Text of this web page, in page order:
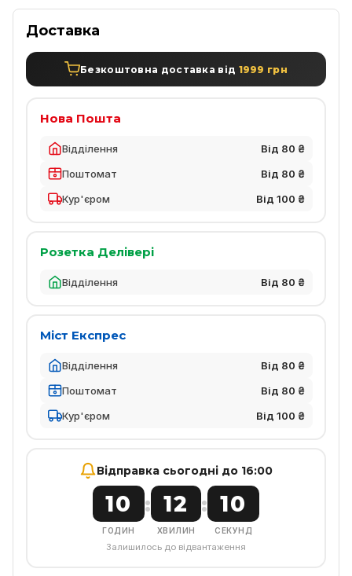
Доставка
Безкоштовна доставка від 1999 грн
Нова Пошта
Відділення
Від 80 ₴
Поштомат
Від 80 ₴
Кур'єром
Від 100 ₴
Розетка Делівері
Відділення Від 80 ₴
Міст Експрес
Відділення
Від 80 ₴
Поштомат
Від 80 ₴
Кур'єром
Від 100 ₴
Відправка сьогодні до 16:00
10
ГОДИН
: 12
ХВИЛИН
: 10
СЕКУНД
Залишилось до відвантаження